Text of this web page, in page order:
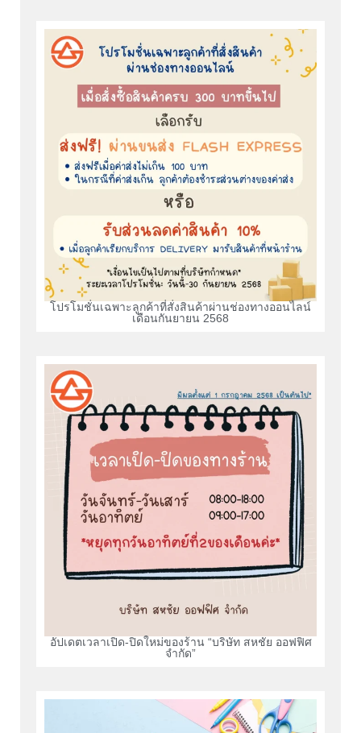
โปรโมชั่นเฉพาะลูกค้าที่สั่งสินค้าผ่านช่องทางออนไลน์
เดือนกันยายน 2568
อัปเดตเวลาเปิด-ปิดใหม่ของร้าน “บริษัท สหชัย ออฟฟิศ
จำกัด”